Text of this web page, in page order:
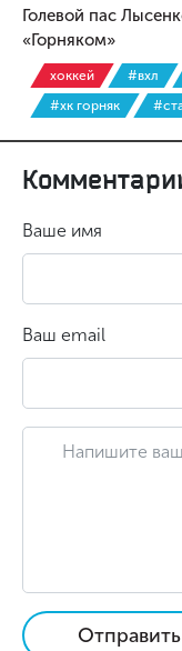
Голевой пас
«Горняком»
хоккей #вхл
#хк горняк
Ваше имя
Ваш email
Отправить